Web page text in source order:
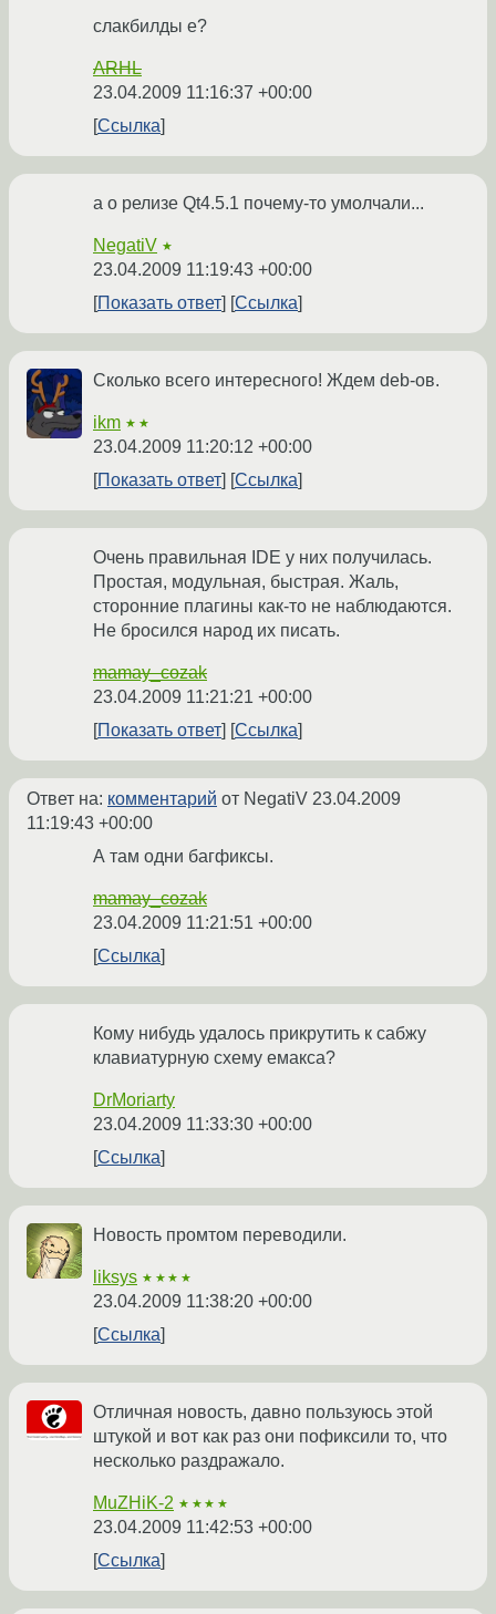
слакбилды е?
ARHL
23.04.2009 11:16:37 +00:00
Ссылка
а о релизе Qt4.5.1 почему-то умолчали...
NegatiV ★
23.04.2009 11:19:43 +00:00
Показать ответ
Ссылка
Сколько всего интересного! Ждем deb-ов.
ikm ★★
23.04.2009 11:20:12 +00:00
Показать ответ
Ссылка
Очень правильная IDE у них получилась.
Простая, модульная, быстрая. Жаль,
сторонние плагины как-то не наблюдаются.
Не бросился народ их писать.
mamay_cozak
23.04.2009 11:21:21 +00:00
Показать ответ
Ссылка
Ответ на: комментарий от NegatiV 23.04.2009
11:19:43 +00:00
А там одни багфиксы.
mamay_cozak
23.04.2009 11:21:51 +00:00
Ссылка
Кому нибудь удалось прикрутить к сабжу
клавиатурную схему емакса?
DrMoriarty
23.04.2009 11:33:30 +00:00
Ссылка
Новость промтом переводили.
liksys ★★★★
23.04.2009 11:38:20 +00:00
Ссылка
Отличная новость, давно пользуюсь этой
штукой и вот как раз они пофиксили то, что
несколько раздражало.
MuZHiK-2 ★★★★
23.04.2009 11:42:53 +00:00
Ссылка